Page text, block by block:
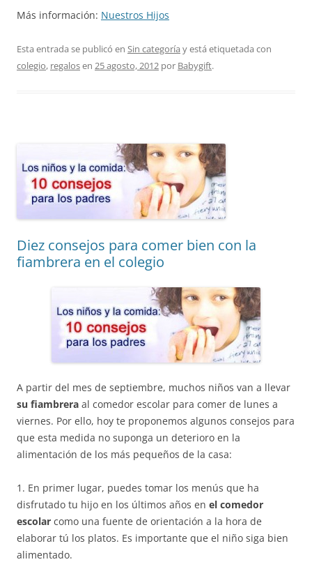
Más información: Nuestros Hijos
Esta entrada se publicó en Sin categoría y está etiquetada con
colegio, regalosen 25 agosto, 2012 por Babygift.
Diez consejos para comer bien con la
fiambrera en el colegio
A partir del mes de septiembre, muchos niños van a llevar
su fiambrera al comedor escolar para comer de lunes a
viernes. Por ello, hoy te proponemos algunos consejos para
que esta medida no suponga un deterioro en la
alimentación de los más pequeños de la casa:
1. En primer lugar, puedes tomar los menús que ha
disfrutado tu hijo en los últimos años en el comedor
escolar como una fuente de orientación a la hora de
elaborar tú los platos. Es importante que el niño siga bien
alimentado.